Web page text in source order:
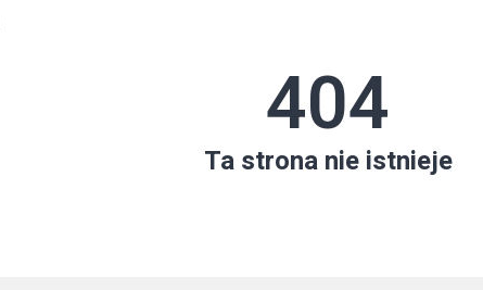
404
Ta strona nie istnieje